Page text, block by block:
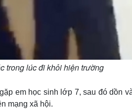
trong lúc đi khỏi hiện trường
em học sinh lớp 7, sau đó dồn
mạng xã hội.